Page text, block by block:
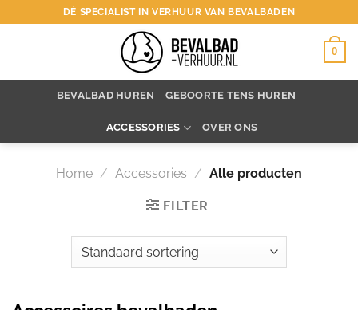
naar
DÉ SPECIALIST IN VERHUUR VAN BEVALBADEN
0
BEVALBAD HUREN GEBOORTE TENS HUREN
ACCESSORIES OVER ONS
Home / Accessories / Alle producten
FILTER